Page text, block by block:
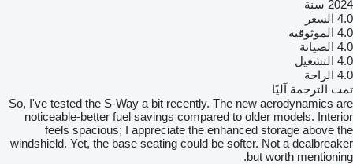
2024 سنة
4.0 السعر
4.0 الموثوقية
4.0 الصيانة
4.0 التشغيل
4.0 الراحة
تمت الترجمة آليًا
So, I've tested the S-Way a bit recently. The new aerodynamics are
noticeable-better fuel savings compared to older models. Interior
feels spacious; I appreciate the enhanced storage above the
windshield. Yet, the base seating could be softer. Not a dealbreaker
but worth mentioning.